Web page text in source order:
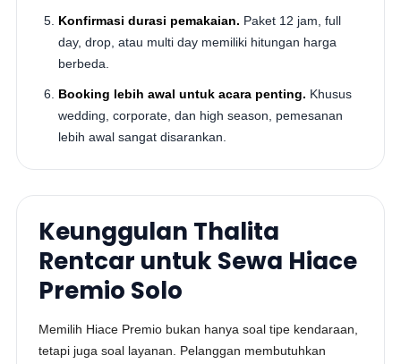
Konfirmasi durasi pemakaian. Paket 12 jam, full
day, drop, atau multi day memiliki hitungan harga
berbeda.
Booking lebih awal untuk acara penting. Khusus
wedding, corporate, dan high season, pemesanan
lebih awal sangat disarankan.
Keunggulan Thalita
Rentcar untuk Sewa Hiace
Premio Solo
Memilih Hiace Premio bukan hanya soal tipe kendaraan,
tetapi juga soal layanan. Pelanggan membutuhkan